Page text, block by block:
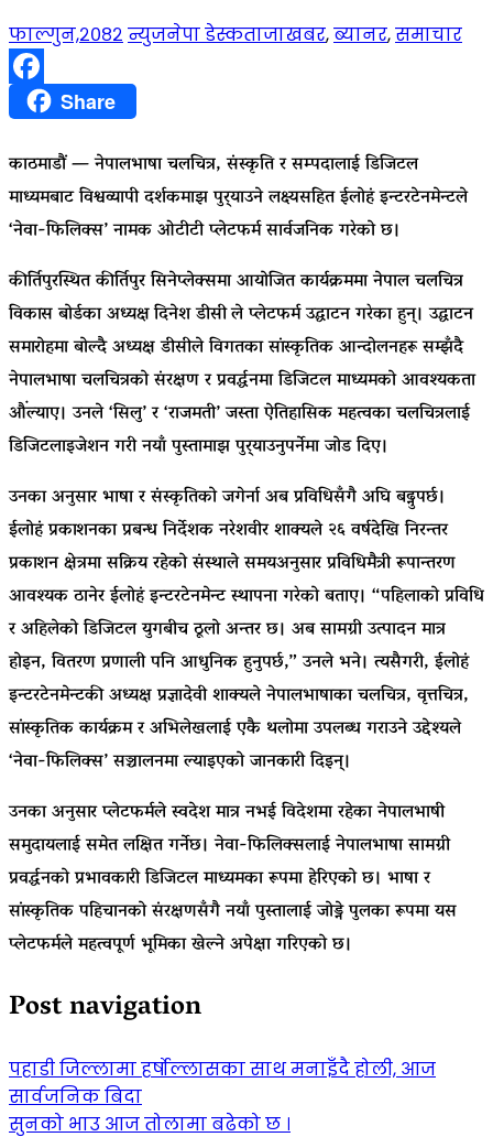
फाल्गुन,२०८२ न्युजनेपा डेस्कताजाखबर,ब्यानर,समाचार
FacebookShare
काठमाडौं — नेपालभाषा चलचित्र, संस्कृति र सम्पदालाई डिजिटल
माध्यमबाट विश्वव्यापी दर्शकमाझ पुर्याउने लक्ष्यसहित ईलोहं इन्टरटेनमेन्टले
‘नेवा-फिलिक्स’ नामक ओटीटी प्लेटफर्म सार्वजनिक गरेको छ।
कीर्तिपुरस्थित कीर्तिपुर सिनेप्लेक्समा आयोजित कार्यक्रममा नेपाल चलचित्र
विकास बोर्डका अध्यक्ष दिनेश डीसी ले प्लेटफर्म उद्घाटन गरेका हुन्। उद्घाटन
समारोहमा बोल्दै अध्यक्ष डीसीले विगतका सांस्कृतिक आन्दोलनहरू सम्झँदै
नेपालभाषा चलचित्रको संरक्षण र प्रवर्द्धनमा डिजिटल माध्यमको आवश्यकता
औंल्याए। उनले ‘सिलु’ र ‘राजमती’ जस्ता ऐतिहासिक महत्वका चलचित्रलाई
डिजिटलाइजेशन गरी नयाँ पुस्तामाझ पुर्याउनुपर्नेमा जोड दिए।
उनका अनुसार भाषा र संस्कृतिको जगेर्ना अब प्रविधिसँगै अघि बढ्नुपर्छ।
ईलोहं प्रकाशनका प्रबन्ध निर्देशक नरेशवीर शाक्यले २६ वर्षदेखि निरन्तर
प्रकाशन क्षेत्रमा सक्रिय रहेको संस्थाले समयअनुसार प्रविधिमैत्री रूपान्तरण
आवश्यक ठानेर ईलोहं इन्टरटेनमेन्ट स्थापना गरेको बताए। “पहिलाको प्रविधि
र अहिलेको डिजिटल युगबीच ठूलो अन्तर छ। अब सामग्री उत्पादन मात्र
होइन, वितरण प्रणाली पनि आधुनिक हुनुपर्छ,” उनले भने। त्यसैगरी, ईलोहं
इन्टरटेनमेन्टकी अध्यक्ष प्रज्ञादेवी शाक्यले नेपालभाषाका चलचित्र, वृत्तचित्र,
सांस्कृतिक कार्यक्रम र अभिलेखलाई एकै थलोमा उपलब्ध गराउने उद्देश्यले
‘नेवा-फिलिक्स’ सञ्चालनमा ल्याइएको जानकारी दिइन्।
उनका अनुसार प्लेटफर्मले स्वदेश मात्र नभई विदेशमा रहेका नेपालभाषी
समुदायलाई समेत लक्षित गर्नेछ। नेवा-फिलिक्सलाई नेपालभाषा सामग्री
प्रवर्द्धनको प्रभावकारी डिजिटल माध्यमका रूपमा हेरिएको छ। भाषा र
सांस्कृतिक पहिचानको संरक्षणसँगै नयाँ पुस्तालाई जोड्ने पुलका रूपमा यस
प्लेटफर्मले महत्वपूर्ण भूमिका खेल्ने अपेक्षा गरिएको छ।
Post navigation
पहाडी जिल्लामा हर्षोल्लासका साथ मनाइँदै होली, आज
सार्वजनिक बिदा
सुनको भाउ आज तोलामा बढेको छ ।